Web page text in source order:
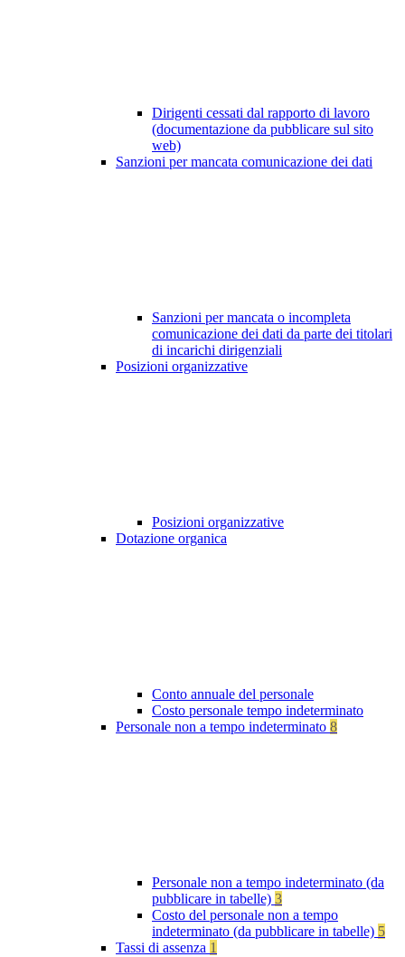
Dirigenti cessati dal rapporto di lavoro
(documentazione da pubblicare sul sito
web)
Sanzioni per mancata comunicazione dei dati
Sanzioni per mancata o incompleta
comunicazione dei dati da parte dei titolari
di incarichi dirigenziali
Posizioni organizzative
Posizioni organizzative
Dotazione organica
Conto annuale del personale
Costo personale tempo indeterminato
Personale non a tempo indeterminato 8
Personale non a tempo indeterminato (da
pubblicare in tabelle) 3
Costo del personale non a tempo
indeterminato (da pubblicare in tabelle) 5
Tassi di assenza 1